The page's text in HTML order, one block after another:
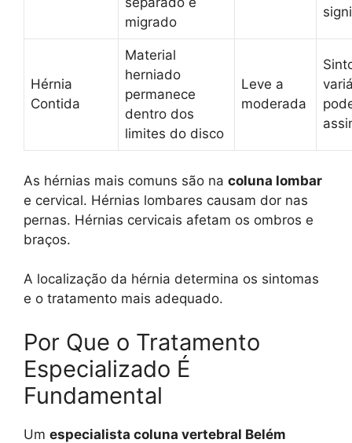
migrado
Hérnia
Contida
Material
herniado
permanece
dentro dos
limites do disco
Leve a
moderada
As hérnias mais comuns são na coluna lombar
e cervical. Hérnias lombares causam dor nas
pernas. Hérnias cervicais afetam os ombros e
braços.
A localização da hérnia determina os sintomas
e o tratamento mais adequado.
Por Que o Tratamento
Especializado É
Fundamental
Um especialista coluna vertebral Belém